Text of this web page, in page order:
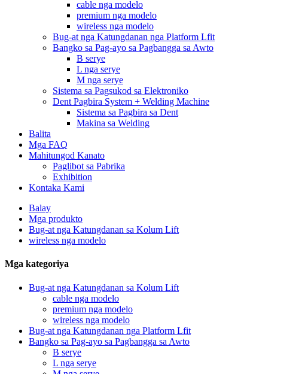
cable nga modelo
premium nga modelo
wireless nga modelo
Bug-at nga Katungdanan nga Platform Lfit
Bangko sa Pag-ayo sa Pagbangga sa Awto
B serye
L nga serye
M nga serye
Sistema sa Pagsukod sa Elektroniko
Dent Pagbira System + Welding Machine
Sistema sa Pagbira sa Dent
Makina sa Welding
Balita
Mga FAQ
Mahitungod Kanato
Paglibot sa Pabrika
Exhibition
Kontaka Kami
Balay
Mga produkto
Bug-at nga Katungdanan sa Kolum Lift
wireless nga modelo
Mga kategoriya
Bug-at nga Katungdanan sa Kolum Lift
cable nga modelo
premium nga modelo
wireless nga modelo
Bug-at nga Katungdanan nga Platform Lfit
Bangko sa Pag-ayo sa Pagbangga sa Awto
B serye
L nga serye